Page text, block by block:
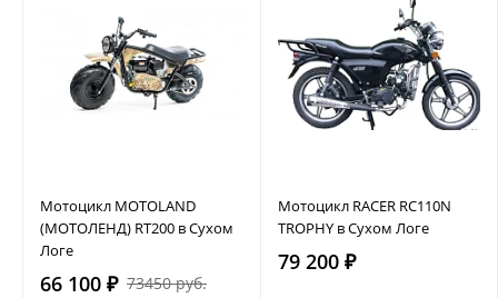
Мотоцикл MOTOLAND
(МОТОЛЕНД) RT200 в Сухом
Логе
66 100 ₽ 73450 руб.
Мотоцикл RACER RC110N
TROPHY в Сухом Логе
79 200 ₽